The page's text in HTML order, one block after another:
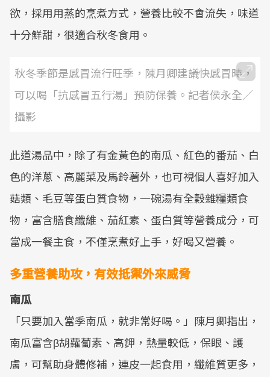
欲，採用用蒸的烹煮方式，營養比較不會流失，味道
十分鮮甜，很適合秋冬食用。
秋冬季節是感冒流行旺季，陳月卿建議快感冒時，
可以喝「抗感冒五行湯」預防保養。記者侯永全／
攝影
此道湯品中，除了有金黃色的南瓜、紅色的番茄、白
色的洋蔥、高麗菜及馬鈴薯外，也可視個人喜好加入
菇類、毛豆等蛋白質食物，一碗湯有全穀雜糧類食
物，富含膳食纖維、茄紅素、蛋白質等營養成分，可
當成一餐主食，不僅烹煮好上手，好喝又營養。
多重營養助攻，有效抵禦外來威脅
南瓜
「只要加入當季南瓜，就非常好喝。」陳月卿指出，
南瓜富含β胡蘿蔔素、高鉀，熱量較低，保眼、護
膚，可幫助身體修補，連皮一起食用，纖維質更多，